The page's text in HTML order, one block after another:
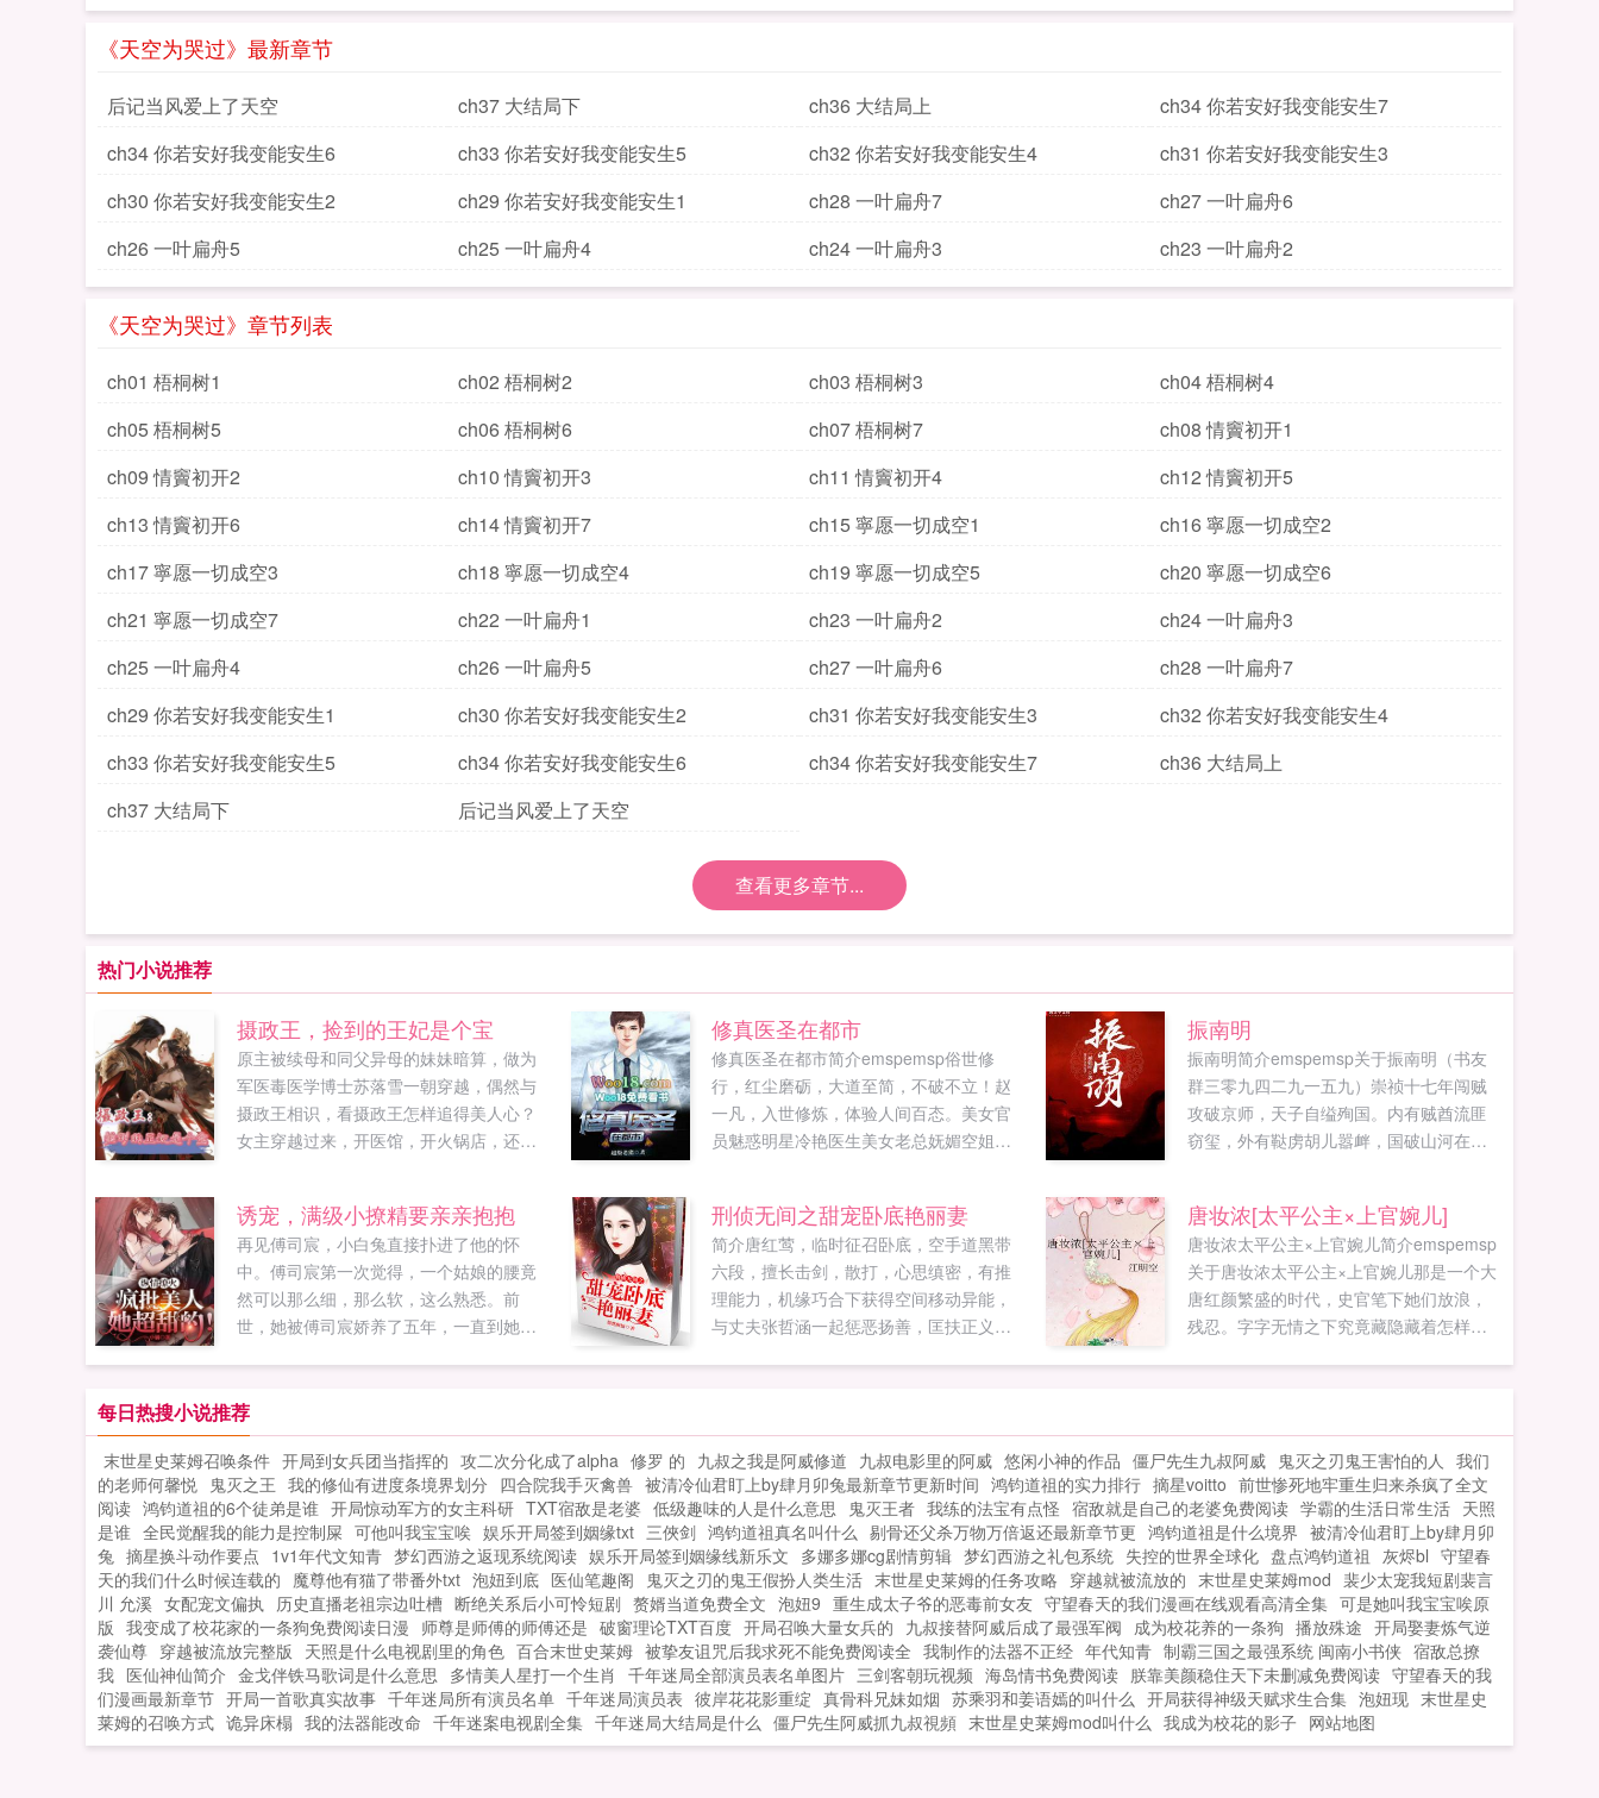
《天空为哭过》最新章节
后记当风爱上了天空 ch37 大结局下 ch36 大结局上
ch34 你若安好我变能安生7
ch34 你若安好我变能安生6
ch33 你若安好我变能安生5 ch32 你若安好我变能安生4
ch31 你若安好我变能安生3
ch30 你若安好我变能安生2
ch29 你若安好我变能安生1 ch28 一叶扁舟7
ch27 一叶扁舟6
ch26 一叶扁舟5
ch25 一叶扁舟4 ch24 一叶扁舟3 ch23 一叶扁舟2
《天空为哭过》章节列表
ch01 梧桐树1 ch02 梧桐树2 ch03 梧桐树3
ch04 梧桐树4
ch05 梧桐树5
ch06 梧桐树6 ch07 梧桐树7
ch08 情竇初开1
ch09 情竇初开2
ch10 情竇初开3 ch11 情竇初开4
ch12 情竇初开5
ch13 情竇初开6
ch14 情竇初开7 ch15 寧愿一切成空1
ch16 寧愿一切成空2
ch17 寧愿一切成空3
ch18 寧愿一切成空4 ch19 寧愿一切成空5
ch20 寧愿一切成空6
ch21 寧愿一切成空7
ch22 一叶扁舟1 ch23 一叶扁舟2
ch24 一叶扁舟3
ch25 一叶扁舟4
ch26 一叶扁舟5 ch27 一叶扁舟6
ch28 一叶扁舟7
ch29 你若安好我变能安生1
ch30 你若安好我变能安生2 ch31 你若安好我变能安生3
ch32 你若安好我变能安生4
ch33 你若安好我变能安生5
ch34 你若安好我变能安生6 ch34 你若安好我变能安生7
ch36 大结局上
ch37 大结局下
后记当风爱上了天空
查看更多章节...
热门小说推荐
摄政王，捡到的王妃是个宝
原主被续母和同父异母的妹妹暗算，做为
军医毒医学博士苏落雪一朝穿越，偶然与
摄政王相识，看摄政王怎样追得美人心？
女主穿越过来，开医馆，开火锅店，还和
修真医圣在都市
修真医圣在都市简介emspemsp俗世修
行，红尘磨砺，大道至简，不破不立！赵
一凡，入世修炼，体验人间百态。美女官
员魅惑明星冷艳医生美女老总妩媚空姐等
振南明
振南明简介emspemsp关于振南明（书友
群三零九四二九一五九）崇祯十七年闯贼
攻破京师，天子自缢殉国。内有贼酋流匪
窃玺，外有鞑虏胡儿嚣衅，国破山河在举
出振聋发聩的疾呼我大明不和亲不赔款不
割地不纳贡天子守国门，君王死社稷！汉
贼不两立，皇明不偏安！...
诱宠，满级小撩精要亲亲抱抱
再见傅司宸，小白兔直接扑进了他的怀
中。傅司宸第一次觉得，一个姑娘的腰竟
然可以那么细，那么软，这么熟悉。前
世，她被傅司宸娇养了五年，一直到她认
尽这一世她不想别的，只想要好好的跟他
在一起。哪里知道相遇的太早，这男人还
不上道。宸哥儿，你抱抱我，你...
刑侦无间之甜宠卧底艳丽妻
简介唐红莺，临时征召卧底，空手道黑带
六段，擅长击剑，散打，心思缜密，有推
理能力，机缘巧合下获得空间移动异能，
与丈夫张哲涵一起惩恶扬善，匡扶正义。
匡扶正义。复杂难辨的代号密码，危险重
重的组织，亦敌亦友的合作伙伴一一登
场。当一切尘埃落定，旧事重提的犯罪档
案该何去何从？宠文如果您喜欢刑侦无间
之甜宠卧底艳丽妻，别忘记分享给朋友...
唐妆浓[太平公主×上官婉儿]
唐妆浓太平公主×上官婉儿简介emspemsp
关于唐妆浓太平公主×上官婉儿那是一个大
唐红颜繁盛的时代，史官笔下她们放浪，
残忍。字字无情之下究竟藏隐藏着怎样的
每日热搜小说推荐
末世星史莱姆召唤条件 开局到女兵团当指挥的 攻二次分化成了alpha 修罗 的 九叔之我是阿威修道 九叔电影里的阿威 悠闲小神的作品 僵尸先生九叔阿威 鬼灭之刃鬼王害怕的人 我们
的老师何馨悦 鬼灭之王 我的修仙有进度条境界划分 四合院我手灭禽兽 被清冷仙君盯上by肆月卯兔最新章节更新时间 鸿钧道祖的实力排行 摘星voitto 前世惨死地牢重生归来杀疯了全文
阅读 鸿钧道祖的6个徒弟是谁 开局惊动军方的女主科研 TXT宿敌是老婆 低级趣味的人是什么意思 鬼灭王者 我练的法宝有点怪 宿敌就是自己的老婆免费阅读 学霸的生活日常生活 天照
是谁 全民觉醒我的能力是控制屎 可他叫我宝宝唉 娱乐开局签到姻缘txt 三俠剑 鸿钧道祖真名叫什么 剔骨还父杀万物万倍返还最新章节更 鸿钧道祖是什么境界 被清冷仙君盯上by肆月卯
兔 摘星换斗动作要点 1v1年代文知青 梦幻西游之返现系统阅读 娱乐开局签到姻缘线新乐文 多娜多娜cg剧情剪辑 梦幻西游之礼包系统 失控的世界全球化 盘点鸿钧道祖 灰烬bl 守望春
天的我们什么时候连载的 魔尊他有猫了带番外txt 泡妞到底 医仙笔趣阁 鬼灭之刃的鬼王假扮人类生活 末世星史莱姆的任务攻略 穿越就被流放的 末世星史莱姆mod 裴少太宠我短剧裴言
川 允溪 女配宠文偏执 历史直播老祖宗边吐槽 断绝关系后小可怜短剧 赘婿当道免费全文 泡妞9 重生成太子爷的恶毒前女友 守望春天的我们漫画在线观看高清全集 可是她叫我宝宝唉原
版 我变成了校花家的一条狗免费阅读日漫 师尊是师傅的师傅还是 破窗理论TXT百度 开局召唤大量女兵的 九叔接替阿威后成了最强军阀 成为校花养的一条狗 播放殊途 开局娶妻炼气逆
袭仙尊 穿越被流放完整版 天照是什么电视剧里的角色 百合末世史莱姆 被挚友诅咒后我求死不能免费阅读全 我制作的法器不正经 年代知青 制霸三国之最强系统 闽南小书侠 宿敌总撩
我 医仙神仙简介 金戈伴铁马歌词是什么意思 多情美人星打一个生肖 千年迷局全部演员表名单图片 三剑客朝玩视频 海岛情书免费阅读 朕靠美颜稳住天下未删减免费阅读 守望春天的我
们漫画最新章节 开局一首歌真实故事 千年迷局所有演员名单 千年迷局演员表 彼岸花花影重绽 真骨科兄妹如烟 苏乘羽和姜语嫣的叫什么 开局获得神级天赋求生合集 泡妞现 末世星史
莱姆的召唤方式 诡异床榻 我的法器能改命 千年迷案电视剧全集 千年迷局大结局是什么 僵尸先生阿威抓九叔視頻 末世星史莱姆mod叫什么 我成为校花的影子 网站地图